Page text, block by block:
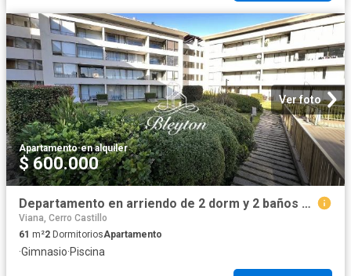
Ver foto
Apartamento·en alquiler
$ 600.000
Departamento en arriendo de 2 dorm y 2 baños en reñaca
Viana, Cerro Castillo
61 m²2 DormitoriosApartamento
·Gimnasio·Piscina